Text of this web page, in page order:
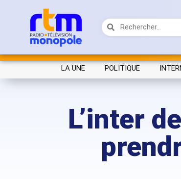
LA UNE POLITIQUE
L’inter